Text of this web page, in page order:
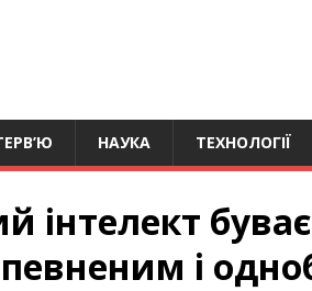
НАУКА ТЕХНОЛОГІЇ
інтелект
і